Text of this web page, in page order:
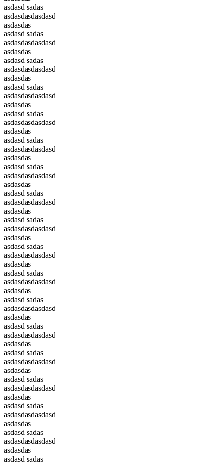
asdasd sadas
asdasdasdasdasd
asdasdas
asdasd sadas
asdasdasdasdasd
asdasdas
asdasd sadas
asdasdasdasdasd
asdasdas
asdasd sadas
asdasdasdasdasd
asdasdas
asdasd sadas
asdasdasdasdasd
asdasdas
asdasd sadas
asdasdasdasdasd
asdasdas
asdasd sadas
asdasdasdasdasd
asdasdas
asdasd sadas
asdasdasdasdasd
asdasdas
asdasd sadas
asdasdasdasdasd
asdasdas
asdasd sadas
asdasdasdasdasd
asdasdas
asdasd sadas
asdasdasdasdasd
asdasdas
asdasd sadas
asdasdasdasdasd
asdasdas
asdasd sadas
asdasdasdasdasd
asdasdas
asdasd sadas
asdasdasdasdasd
asdasdas
asdasd sadas
asdasdasdasdasd
asdasdas
asdasd sadas
asdasdasdasdasd
asdasdas
asdasd sadas
asdasdasdasdasd
asdasdas
asdasd sadas